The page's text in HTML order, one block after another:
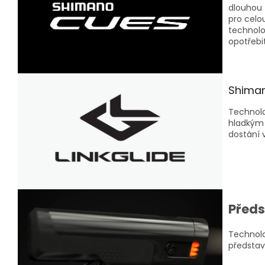
dlouhou
pro
dostání